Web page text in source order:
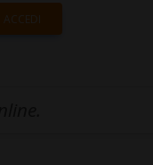
ACCEDI